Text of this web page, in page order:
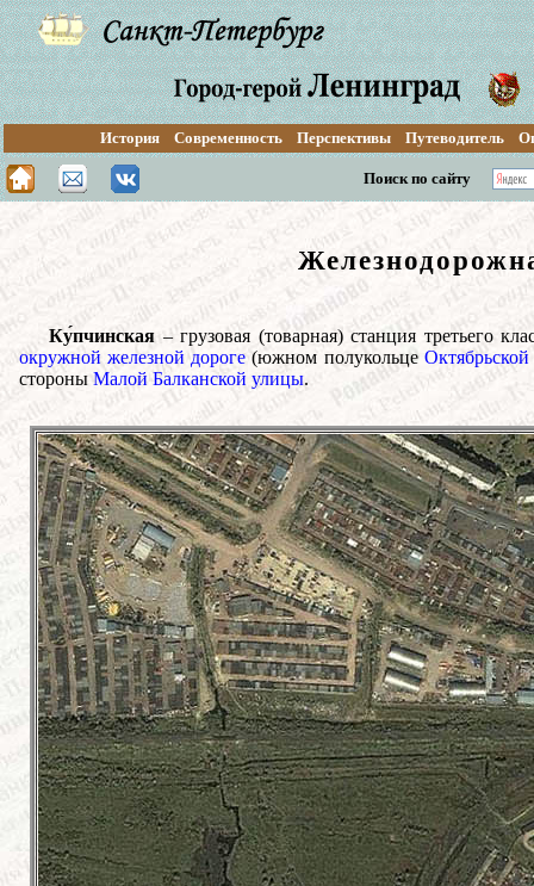
История Современность Перспективы Путеводитель
Поиск по сайту
Ку́пчинская – грузовая (товарная) станция третьего
окружной железной дороге(южном полукольце
стороны Малой Балканской улицы.